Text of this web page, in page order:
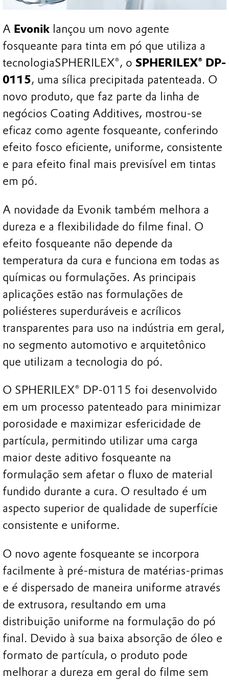
A Evonik lançou um novo agente
fosqueante para tinta em pó que utiliza a
tecnologiaSPHERILEX®, o SPHERILEX® DP-
0115, uma sílica precipitada patenteada. O
novo produto, que faz parte da linha de
negócios Coating Additives, mostrou-se
eficaz como agente fosqueante, conferindo
efeito fosco eficiente, uniforme, consistente
e para efeito final mais previsível em tintas
em pó.
A novidade da Evonik também melhora a
dureza e a flexibilidade do filme final. O
efeito fosqueante não depende da
temperatura da cura e funciona em todas as
químicas ou formulações. As principais
aplicações estão nas formulações de
poliésteres superduráveis e acrílicos
transparentes para uso na indústria em geral,
no segmento automotivo e arquitetônico
que utilizam a tecnologia do pó.
O SPHERILEX® DP-0115 foi desenvolvido
em um processo patenteado para minimizar
porosidade e maximizar esfericidade de
partícula, permitindo utilizar uma carga
maior deste aditivo fosqueante na
formulação sem afetar o fluxo de material
fundido durante a cura. O resultado é um
aspecto superior de qualidade de superfície
consistente e uniforme.
O novo agente fosqueante se incorpora
facilmente à pré-mistura de matérias-primas
e é dispersado de maneira uniforme através
de extrusora, resultando em uma
distribuição uniforme na formulação do pó
final. Devido à sua baixa absorção de óleo e
formato de partícula, o produto pode
melhorar a dureza em geral do filme sem